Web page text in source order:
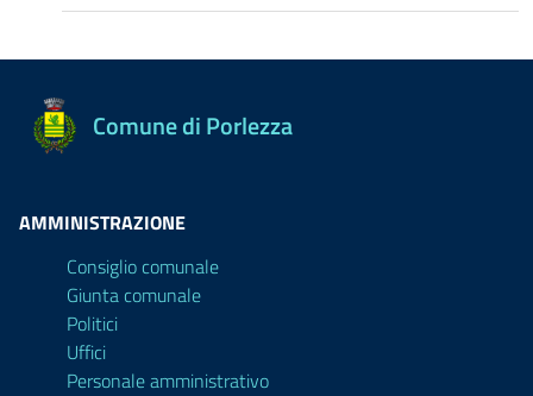
Comune di Porlezza
AMMINISTRAZIONE
Consiglio comunale
Giunta comunale
Politici
Uffici
Personale amministrativo